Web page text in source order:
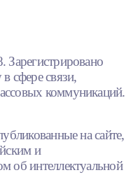
сфере связи,
коммуникаций.
на сайте,
и
об интеллектуальной